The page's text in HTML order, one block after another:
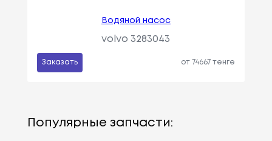
Водяной насос
volvo 3283043
Заказать от 74667 тенге
Популярные запчасти: